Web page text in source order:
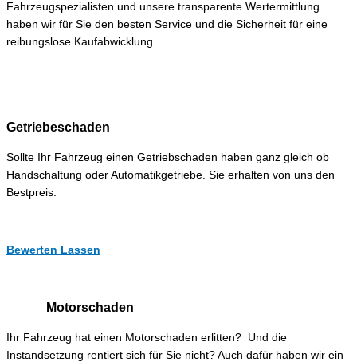
Fahrzeugspezialisten und unsere transparente Wertermittlung
haben wir für Sie den besten Service und die Sicherheit für eine
reibungslose Kaufabwicklung.
Getriebeschaden
Sollte Ihr Fahrzeug einen Getriebschaden haben ganz gleich ob
Handschaltung oder Automatikgetriebe. Sie erhalten von uns den
Bestpreis.
Bewerten Lassen
Motorschaden
Ihr Fahrzeug hat einen Motorschaden erlitten? Und die
Instandsetzung rentiert sich für Sie nicht? Auch dafür haben wir ein